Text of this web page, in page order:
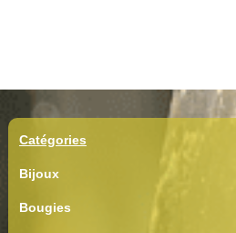
Catégories
Bijoux
Bougies